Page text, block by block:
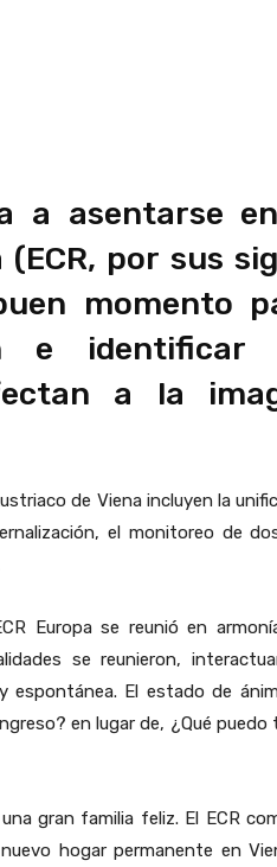
a asentarse
por sus
momento
e identificar
a la
de Viena incluyen la
el monitoreo de
Europa se reunió en
se reunieron,
espontánea. El estado de
en lugar de, ¿Qué puedo
gran familia feliz. El ECR
hogar permanente en